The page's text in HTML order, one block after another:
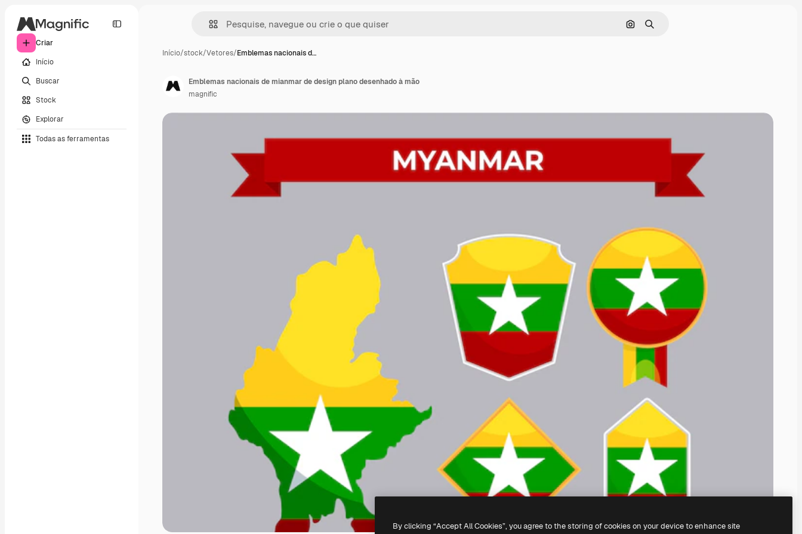
Criar
Início
Buscar
Stock
Explorar
Todas as ferramentas
Pesquisar por imagem
Buscar
Início/stock/Vetores/Emblemas nacionais d…
Emblemas nacionais de mianmar de design plano desenhado à mão
magnific
By clicking “Accept All Cookies”, you agree to the storing of cookies on your device to enhance site